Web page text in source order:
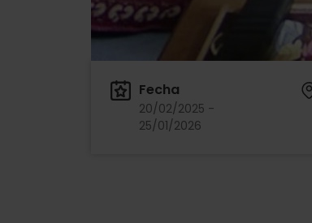
Fecha
20/02/2025 -
25/01/2026